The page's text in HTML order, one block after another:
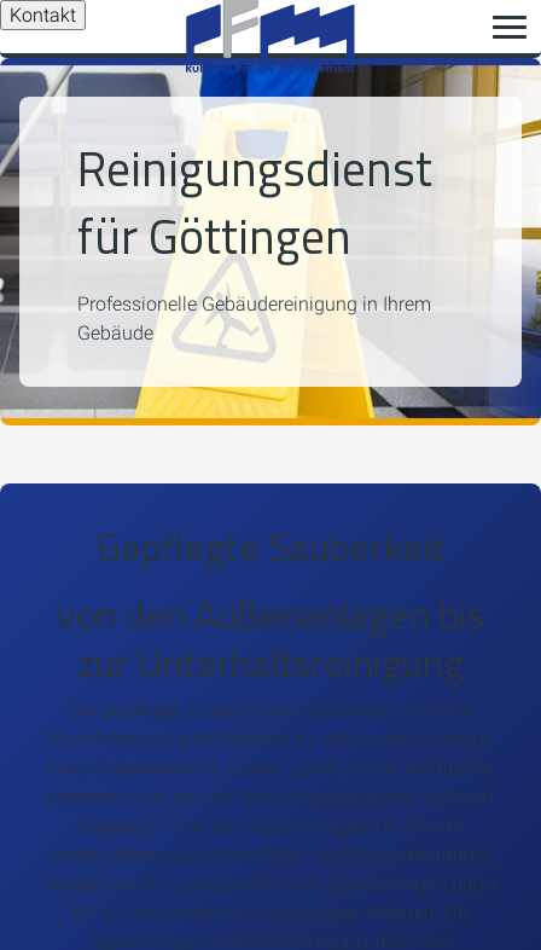
Kontakt
Reinigungsdienst
für Göttingen
Professionelle Gebäudereinigung in Ihrem
Gebäude
Gepflegte Sauberkeit
von den Außenanlagen bis
zur Unterhaltsreinigung
Der gepflegte Zustand Ihres Gebäudes und Ihrer
Einrichtung ist entscheidend für den ersten Eindruck
Ihres Unternehmens. Unsere qualifizierten Mitarbeiter
kümmern sich um die Reinigungstätigkeiten in Ihrem
Gebäude – von den Außenanlagen bis hin zur
Unterhaltsreinigung Ihrer Büro- und Geschäftsräume.
Modernste Reinigungsmittel und -geräte sorgen dabei
für ein effizientes und sorgfältiges Arbeiten. Ob
regelmäßige Unterhaltsreinigung, intensive